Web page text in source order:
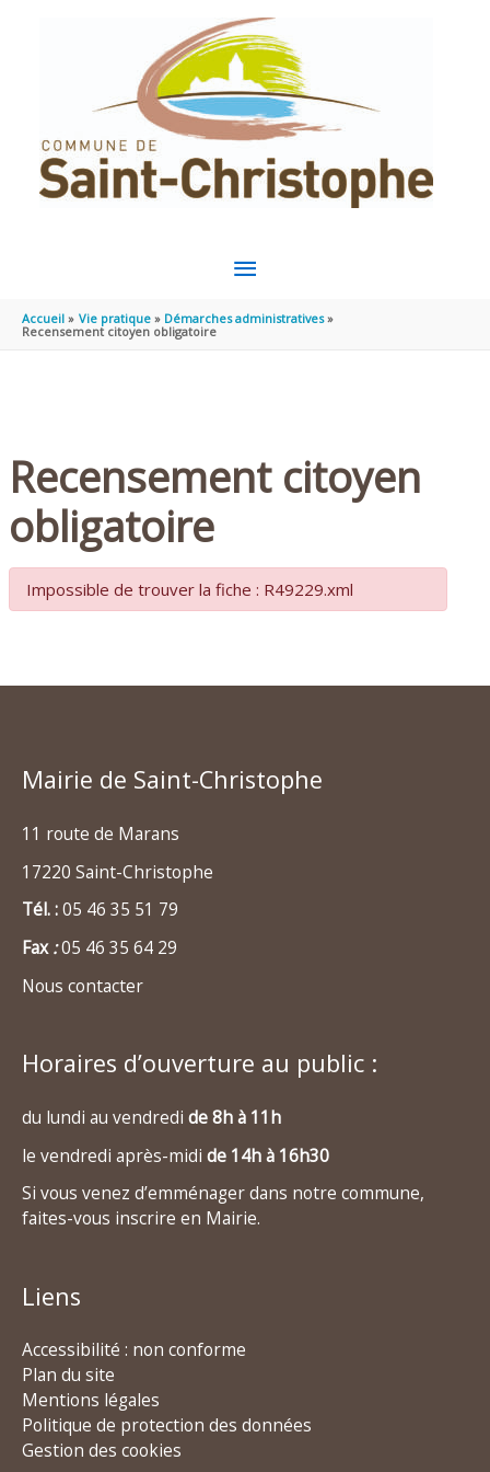
MENU
PRINCIPAL
Accueil Vie pratique
Démarches administratives
Recensement citoyen obligatoire
Recensement citoyen
obligatoire
Impossible de trouver la fiche : R49229.xml
Mairie de Saint-Christophe
11 route de Marans
17220 Saint-Christophe
Tél. :05 46 35 51 79
Fax:05 46 35 64 29
Nous contacter
Horaires d’ouverture au public :
du lundi au vendredi de 8h à 11h
le vendredi après-midi de 14h à 16h30
Si vous venez d’emménager dans notre commune,
faites-vous inscrire en Mairie.
Liens
Accessibilité : non conforme
Plan du site
Mentions légales
Politique de protection des données
Gestion des cookies